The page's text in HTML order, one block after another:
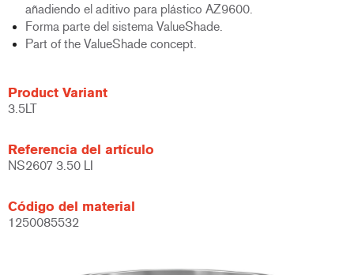
añadiendo el aditivo para plástico AZ9600.
Forma parte del sistema ValueShade.
Part of the ValueShade concept.
Product Variant
3.5LT
Referencia del artículo
NS2607 3.50 LI
Código del material
1250085532